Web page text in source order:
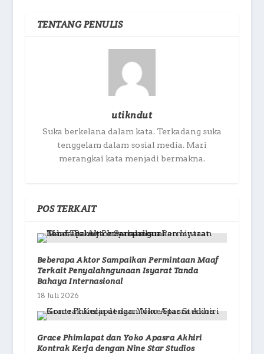
TENTANG PENULIS
utikndut
Suka berkelana dalam kata. Terkadang suka
tenggelam dalam sosial media. Mari
merangkai kata menjadi bermakna.
POS TERKAIT
Beberapa Aktor Sampaikan Permintaan Maaf
Terkait Penyalahngunaan Isyarat Tanda
Bahaya Internasional
18 Juli 2026
Grace Phimlapat dan Yoko Apasra Akhiri
Kontrak Kerja dengan Nine Star Studios